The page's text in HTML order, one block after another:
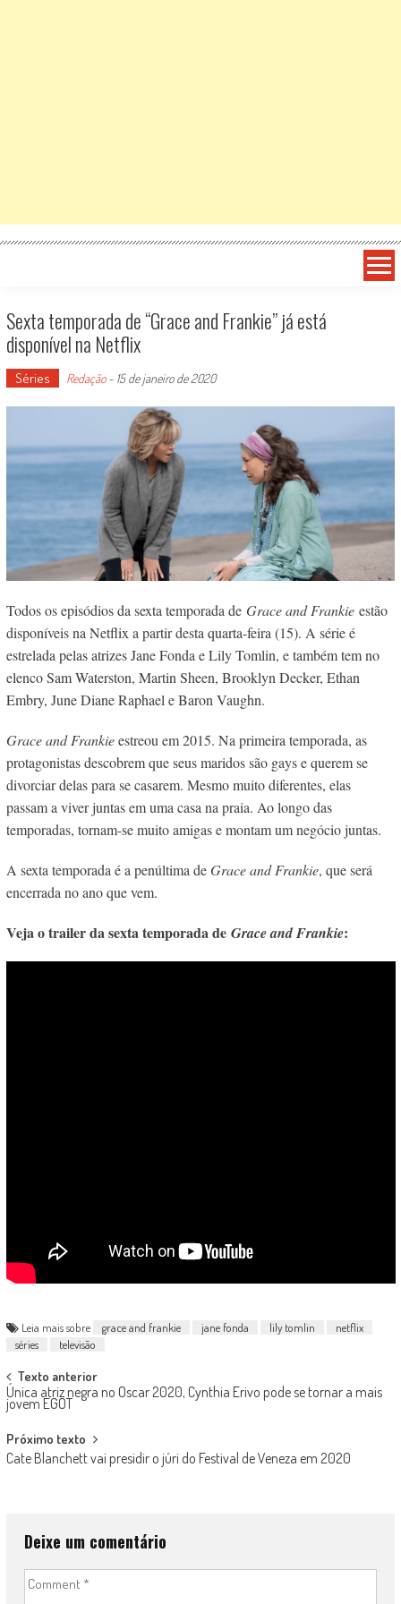
Sexta temporada de “Grace and Frankie” já está
disponível na Netflix
Séries Redação- 15 de janeiro de 2020
Todos os episódios da sexta temporada de Grace and Frankieestão
disponíveis na Netflix a partir desta quarta-feira (15). A série é
estrelada pelas atrizes Jane Fonda e Lily Tomlin, e também tem no
elenco Sam Waterston, Martin Sheen, Brooklyn Decker, Ethan
Embry, June Diane Raphael e Baron Vaughn.
Grace and Frankieestreou em 2015. Na primeira temporada, as
protagonistas descobrem que seus maridos são gays e querem se
divorciar delas para se casarem. Mesmo muito diferentes, elas
passam a viver juntas em uma casa na praia. Ao longo das
temporadas, tornam-se muito amigas e montam um negócio juntas.
A sexta temporada é a penúltima deGrace and Frankie, que será
encerrada no ano que vem.
Veja o trailer da sexta temporada de Grace and Frankie:
Leia mais sobre grace and frankie jane fonda lily tomlin
netflix
séries
televisão
Post
navigation
Texto anterior
Única atriz negra no Oscar 2020, Cynthia Erivo pode se tornar a mais
jovem EGOT
Próximo texto
Cate Blanchett vai presidir o júri do Festival de Veneza em 2020
Deixe um comentário